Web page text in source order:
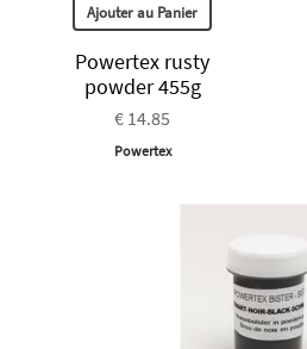
Ajouter au Panier
Powertex rusty
powder 455g
€ 14.85
Powertex